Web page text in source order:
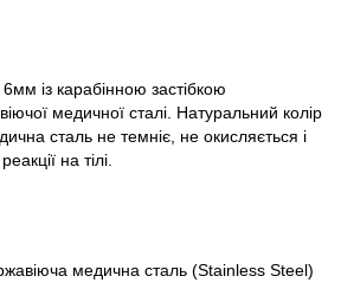
із карабінною застібкою
медичної сталі. Натуральний колір
сталь не темніє, не окисляється і
на тілі.
медична сталь (Stainless Steel)